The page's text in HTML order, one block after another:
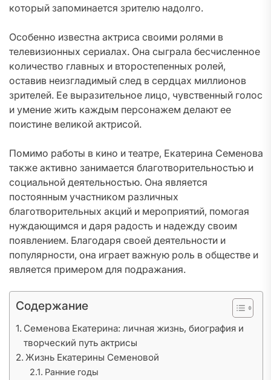
который запоминается зрителю надолго.
Особенно известна актриса своими ролями в
телевизионных сериалах. Она сыграла бесчисленное
количество главных и второстепенных ролей,
оставив неизгладимый след в сердцах миллионов
зрителей. Ее выразительное лицо, чувственный голос
и умение жить каждым персонажем делают ее
поистине великой актрисой.
Помимо работы в кино и театре, Екатерина Семенова
также активно занимается благотворительностью и
социальной деятельностью. Она является
постоянным участником различных
благотворительных акций и мероприятий, помогая
нуждающимся и даря радость и надежду своим
появлением. Благодаря своей деятельности и
популярности, она играет важную роль в обществе и
является примером для подражания.
Содержание
Семенова Екатерина: личная жизнь, биография и
творческий путь актрисы
Жизнь Екатерины Семеновой
Ранние годы